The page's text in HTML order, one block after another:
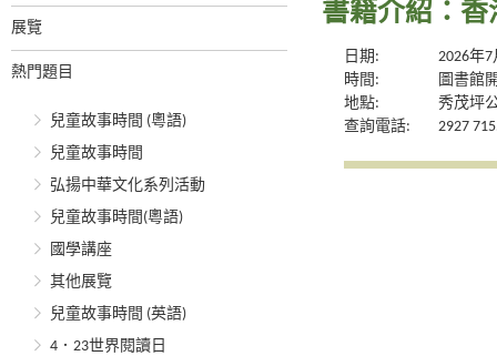
展覽
熱門題目
兒童故事時間 (粵語)
兒童故事時間
弘揚中華文化系列活動
兒童故事時間(粵語)
國學講座
其他展覽
兒童故事時間 (英語)
4．23世界閱讀日
書籍介紹：香
日期:
2026年
時間:
圖書館
地點:
秀茂坪
查詢電話:
2927